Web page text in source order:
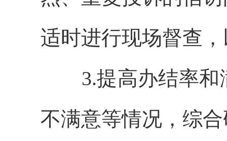
适时进行现场督查
3.提高办结率
不满意等情况，综